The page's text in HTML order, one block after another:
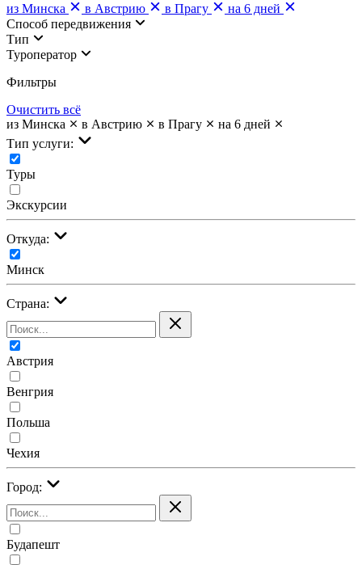
из Минска
в Австрию в Прагу
на 6 дней
Cпособ передвижения
Тип
Туроператор
Фильтры
Очистить всё
из Минска
в Австрию в Прагу
на 6 дней
Тип услуги:
Туры
Экскурсии
Откуда:
Минск
Страна:
Австрия
Венгрия
Польша
Чехия
Город:
Будапешт